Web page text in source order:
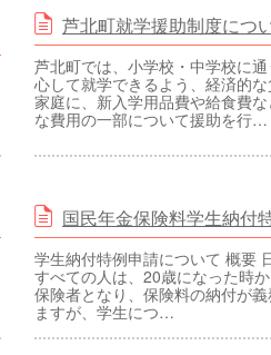
芦北町就学援助制度につ
芦北町では、小学校・中学校に
心して就学できるよう、経済的
家庭に、新入学用品費や給食費
な費用の一部について援助を行…
国民年金保険料学生納付
学生納付特例申請について 概要
すべての人は、20歳になった時
保険者となり、保険料の納付が
ますが、学生につ…